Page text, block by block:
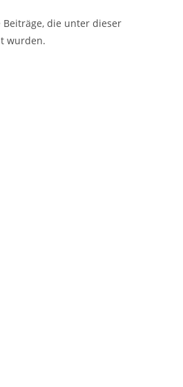
die unter dieser
wurden.